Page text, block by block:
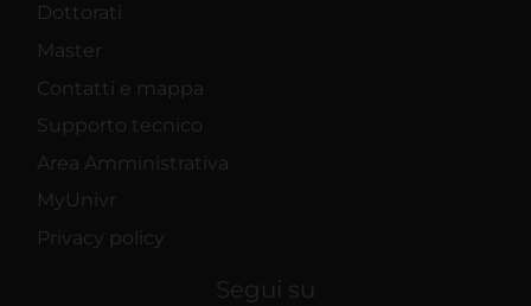
Dottorati
Master
Contatti e mappa
Supporto tecnico
Area Amministrativa
MyUnivr
Privacy policy
Segui su